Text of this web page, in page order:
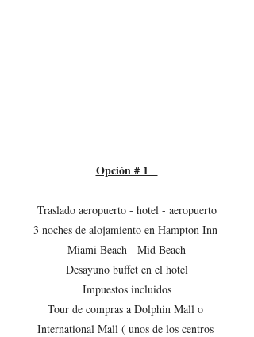
Opción # 1
Traslado aeropuerto - hotel - aeropuerto
3 noches de alojamiento en Hampton Inn
Miami Beach - Mid Beach
Desayuno buffet en el hotel
Impuestos incluidos
Tour de compras a Dolphin Mall o
International Mall ( unos de los centros